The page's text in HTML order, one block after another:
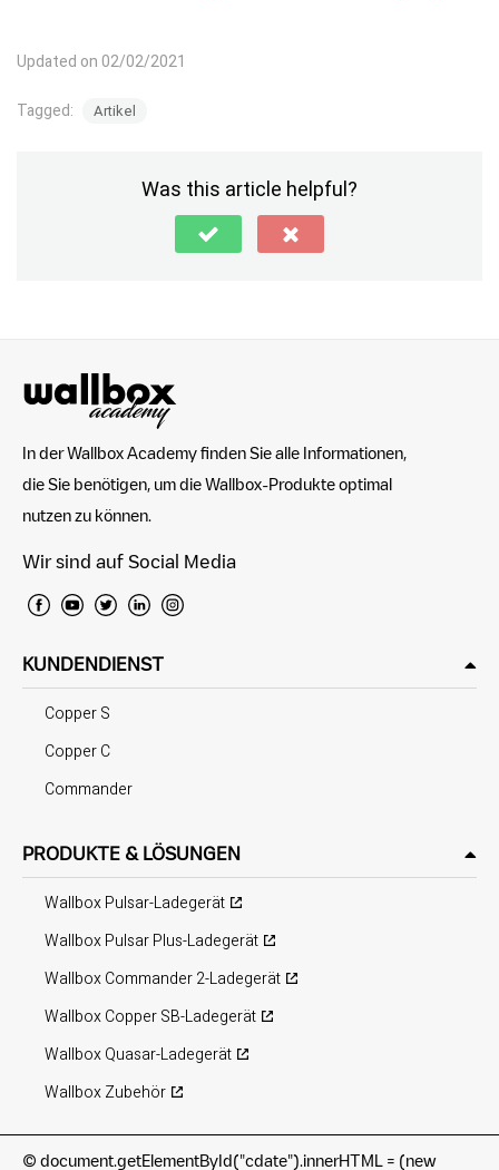
Updated on 02/02/2021
Tagged: Artikel
Was this article helpful?
In der Wallbox Academy finden Sie alle Informationen,
die Sie benötigen, um die Wallbox-Produkte optimal
nutzen zu können.
Wir sind auf Social Media
KUNDENDIENST
Copper S
Copper C
Commander
PRODUKTE & LÖSUNGEN
Wallbox Pulsar-Ladegerät
Wallbox Pulsar Plus-Ladegerät
Wallbox Commander 2-Ladegerät
Wallbox Copper SB-Ladegerät
Wallbox Quasar-Ladegerät
Wallbox Zubehör
© document.getElementById("cdate").innerHTML = (new